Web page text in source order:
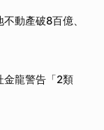
動產破8百億、
金龍警告「2類